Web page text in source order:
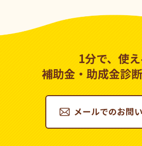
1分で、使え
補助金・助成金診
メールでのお問